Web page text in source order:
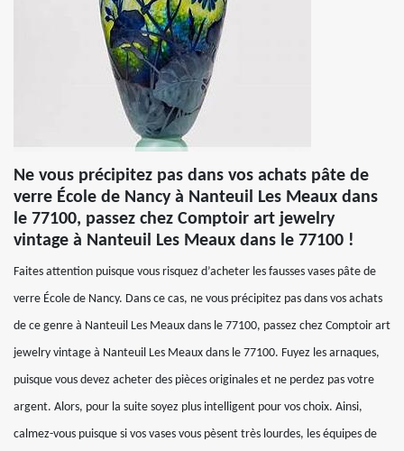
Ne vous précipitez pas dans vos achats pâte de
verre École de Nancy à Nanteuil Les Meaux dans
le 77100, passez chez Comptoir art jewelry
vintage à Nanteuil Les Meaux dans le 77100 !
Faites attention puisque vous risquez d’acheter les fausses vases pâte de
verre École de Nancy. Dans ce cas, ne vous précipitez pas dans vos achats
de ce genre à Nanteuil Les Meaux dans le 77100, passez chez Comptoir art
jewelry vintage à Nanteuil Les Meaux dans le 77100. Fuyez les arnaques,
puisque vous devez acheter des pièces originales et ne perdez pas votre
argent. Alors, pour la suite soyez plus intelligent pour vos choix. Ainsi,
calmez-vous puisque si vos vases vous pèsent très lourdes, les équipes de